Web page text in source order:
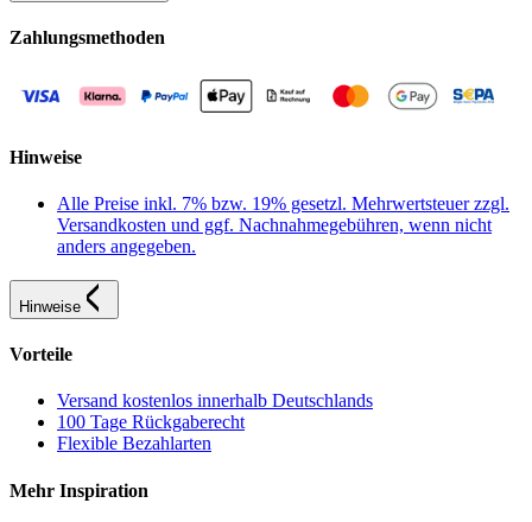
Zahlungsmethoden
Hinweise
Alle Preise inkl. 7% bzw. 19% gesetzl. Mehrwertsteuer zzgl.
Versandkosten und ggf. Nachnahmegebühren, wenn nicht
anders angegeben.
Hinweise
Vorteile
Versand kostenlos innerhalb Deutschlands
100 Tage Rückgaberecht
Flexible Bezahlarten
Mehr Inspiration